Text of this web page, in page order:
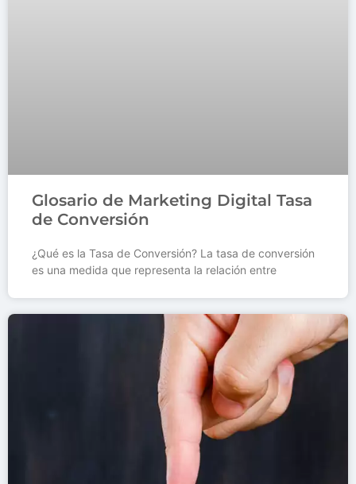
Glosario de Marketing Digital Tasa
de Conversión
¿Qué es la Tasa de Conversión? La tasa de conversión
es una medida que representa la relación entre